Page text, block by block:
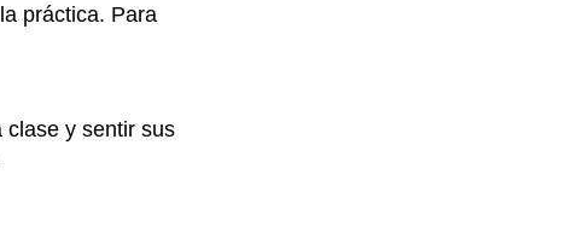
práctica. Para
clase y sentir sus